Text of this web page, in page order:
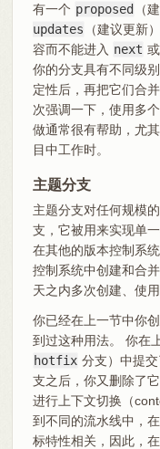
有一个 proposed （
updates
（建议更新
容而不能进入 next
你的分支具有不同级
定性后，再把它们合
次强调一下，使用多
做通常很有帮助，尤
目中工作时。
主题分支
主题分支对任何规模
支，它被用来实现单
在其他的版本控制系
控制系统中创建和合
天之内多次创建、使
你已经在上一节中你
到过这种用法。 你在
hotfix 分支）中提
支之后，你又删除了
进行上下文切换（
到不同的流水线中，
标特性相关，因此，